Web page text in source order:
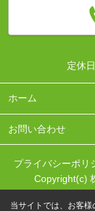
定休日
ホーム
お問い合わせ
プライバシーポリ
Copyright(c)
当サイトでは、お客